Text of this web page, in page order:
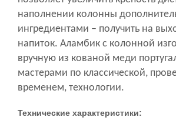
наполнении колонны
ингредиентами – получить на
напиток. Аламбик с колонной
вручную из кованой меди
мастерами по классической,
временем, технологии.
Технические характеристики: